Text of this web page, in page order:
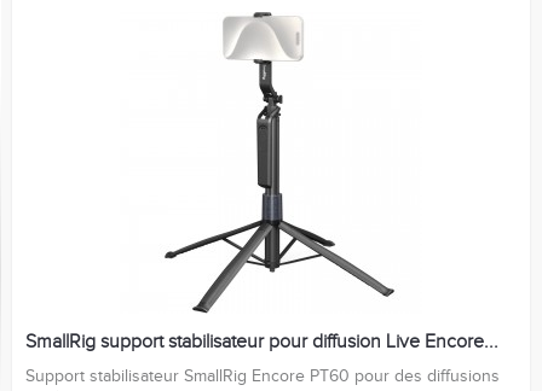
SmallRig support stabilisateur pour diffusion Live Encore...
Support stabilisateur SmallRig Encore PT60 pour des diffusions